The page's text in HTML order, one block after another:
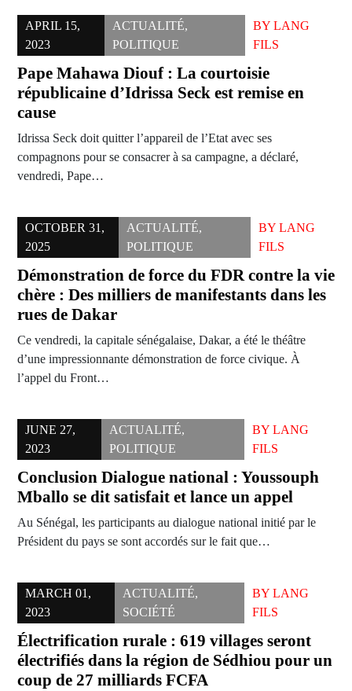
APRIL 15,
2023
ACTUALITÉ,
POLITIQUE
BYLANG
FILS
Pape Mahawa Diouf : La courtoisie
républicaine d’Idrissa Seck est remise en
cause
Idrissa Seck doit quitter l’appareil de l’Etat avec ses
compagnons pour se consacrer à sa campagne, a déclaré,
vendredi, Pape…
OCTOBER 31,
2025
ACTUALITÉ,
POLITIQUE
BY LANG
FILS
Démonstration de force du FDR contre la vie
chère : Des milliers de manifestants dans les
rues de Dakar
Ce vendredi, la capitale sénégalaise, Dakar, a été le théâtre
d’une impressionnante démonstration de force civique. À
l’appel du Front…
JUNE 27,
2023
ACTUALITÉ,
POLITIQUE
BY LANG
FILS
Conclusion Dialogue national : Youssouph
Mballo se dit satisfait et lance un appel
Au Sénégal, les participants au dialogue national initié par le
Président du pays se sont accordés sur le fait que…
MARCH 01,
2023
ACTUALITÉ,
SOCIÉTÉ
BYLANG
FILS
Électrification rurale : 619 villages seront
électrifiés dans la région de Sédhiou pour un
coup de 27 milliards FCFA